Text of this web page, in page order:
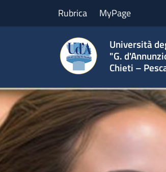
Rubrica MyPage
Università
"G.
Chieti –
Home